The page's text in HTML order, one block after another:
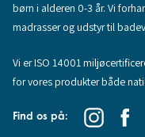
børn i alderen 0-3 år. Vi
madrasser og udstyr til
Vi er ISO 14001
for vores produkter både
Find os på: